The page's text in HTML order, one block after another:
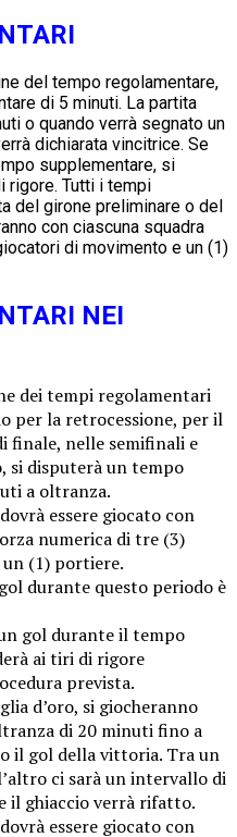
del tempo regolamentare,
di 5 minuti. La partita
o quando verrà segnato un
dichiarata vincitrice. Se
supplementare, si
rigore. Tutti i tempi
del girone preliminare o del
con ciascuna squadra
di movimento e un (1)
NEI
dei tempi regolamentari
per la retrocessione, per il
finale, nelle semifinali e
si disputerà un tempo
a oltranza.
essere giocato con
numerica di tre (3)
(1) portiere.
durante questo periodo è
gol durante il tempo
ai tiri di rigore
prevista.
d’oro, si giocheranno
di 20 minuti fino a
il gol della vittoria. Tra un
ci sarà un intervallo di
il ghiaccio verrà rifatto.
essere giocato con